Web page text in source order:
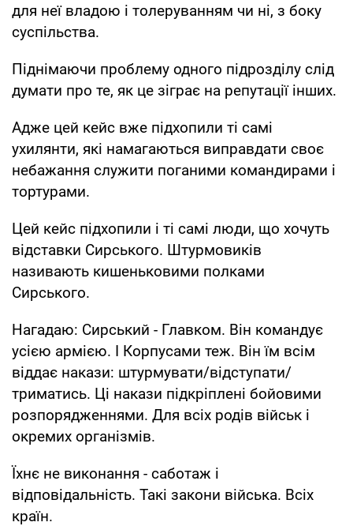
для неї владою і толеруванням чи ні, з боку
суспільства.
Піднімаючи проблему одного підрозділу слід
думати про те, як це зіграє на репутації інших.
Адже цей кейс вже підхопили ті самі
ухилянти, які намагаються виправдати своє
небажання служити поганими командирами і
тортурами.
Цей кейс підхопили і ті самі люди, що хочуть
відставки Сирського. Штурмовиків
називають кишеньковими полками
Сирського.
Нагадаю: Сирський - Главком. Він командує
усією армією. І Корпусами теж. Він їм всім
віддає накази: штурмувати/відступати/
триматись. Ці накази підкріплені бойовими
розпорядженнями. Для всіх родів військ і
окремих організмів.
Їхнє не виконання - саботаж і
відповідальність. Такі закони війська. Всіх
країн.